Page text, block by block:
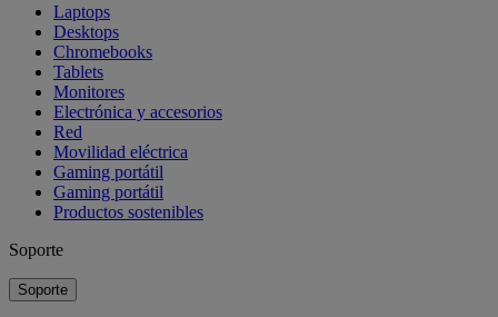
Laptops
Desktops
Chromebooks
Tablets
Monitores
Electrónica y accesorios
Red
Movilidad eléctrica
Gaming portátil
Gaming portátil
Productos sostenibles
Soporte
Soporte